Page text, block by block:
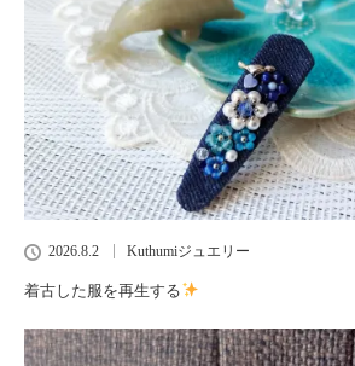
2026.8.2 Kuthumiジュエリー
着古した服を再生する